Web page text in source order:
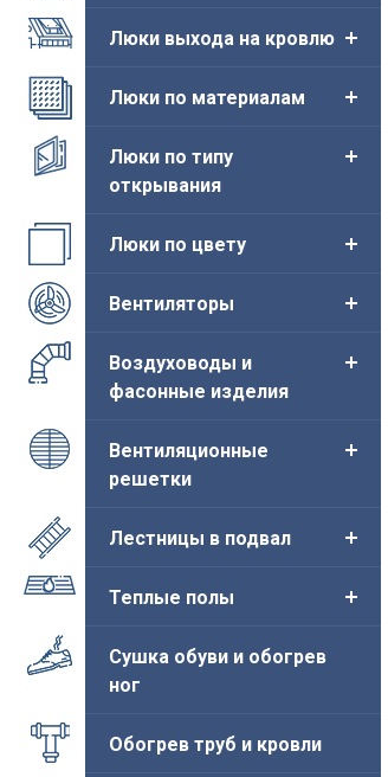
Люки выхода на кровлю
Люки по материалам
Люки по типу
открывания
Люки по цвету
Вентиляторы
Воздуховоды и
фасонные изделия
Вентиляционные
решетки
Лестницы в подвал
Теплые полы
Сушка обуви и обогрев
ног
Обогрев труб и кровли